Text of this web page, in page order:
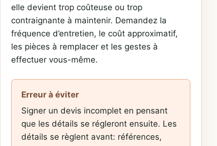
elle devient trop coûteuse ou trop
contraignante à maintenir. Demandez la
fréquence d’entretien, le coût approximatif,
les pièces à remplacer et les gestes à
effectuer vous-même.
Erreur à éviter
Signer un devis incomplet en pensant
que les détails se régleront ensuite. Les
détails se règlent avant: références,